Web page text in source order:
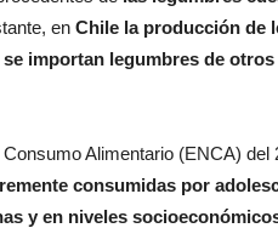
en Chile la producción de
importan legumbres de
Alimentario (ENCA)
consumidas por
y en niveles